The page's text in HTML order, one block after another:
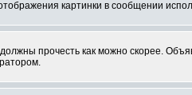
картинки в сообщении
прочесть как можно скорее.